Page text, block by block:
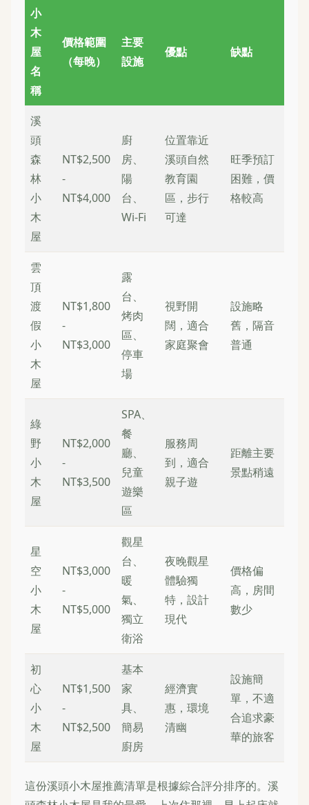
小
木
屋
名
稱
價格範圍
（每晚）
主要
設施
優點 缺點
溪
頭
森
林
小
木
屋
NT$2,500
-
NT$4,000
廚
房、
陽
台、
Wi-Fi
位置靠近
溪頭自然
教育園
區，步行
可達
旺季預訂
困難，價
格較高
雲
頂
渡
假
小
木
屋
NT$1,800
-
NT$3,000
露
台、
烤肉
區、
停車
場
視野開
闊，適合
家庭聚會
設施略
舊，隔音
普通
綠
野
小
木
屋
NT$2,000
-
NT$3,500
SPA、
餐
廳、
兒童
遊樂
區
服務周
到，適合
親子遊
距離主要
景點稍遠
星
空
小
木
屋
NT$3,000
-
NT$5,000
觀星
台、
暖
氣、
獨立
衛浴
夜晚觀星
體驗獨
特，設計
現代
價格偏
高，房間
數少
初
心
小
木
屋
NT$1,500
-
NT$2,500
基本
家
具、
簡易
廚房
經濟實
惠，環境
清幽
設施簡
單，不適
合追求豪
華的旅客
這份溪頭小木屋推薦清單是根據綜合評分排序的。溪